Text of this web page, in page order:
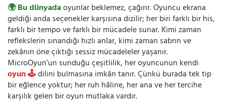
🌍 Bu dünyadaoyunlar beklemez, çağırır. Oyuncu ekrana
geldiği anda seçenekler karşısına dizilir; her biri farklı bir his,
farklı bir tempo ve farklı bir mücadele sunar. Kimi zaman
reflekslerin sınandığı hızlı anlar, kimi zaman sabrın ve
zekânın öne çıktığı sessiz mücadeleler yaşanır.
MicroOyun’un sunduğu çeşitlilik, her oyuncunun kendi
oyun 🕹️dilini bulmasına imkân tanır. Çünkü burada tek tip
bir eğlence yoktur; her ruh hâline, her ana ve her tercihe
karşılık gelen bir oyun mutlaka vardır.